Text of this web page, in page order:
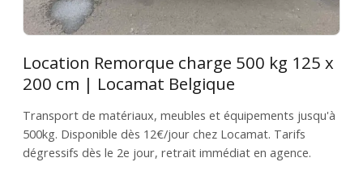
Location Remorque charge 500 kg 125 x
200 cm | Locamat Belgique
Transport de matériaux, meubles et équipements jusqu'à
500kg. Disponible dès 12€/jour chez Locamat. Tarifs
dégressifs dès le 2e jour, retrait immédiat en agence.